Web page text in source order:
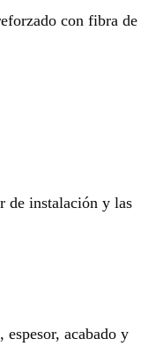
con fibra de
de instalación y las
acabado y